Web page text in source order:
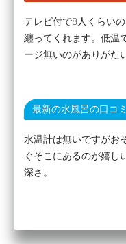
テレビ付で8人くらい
纏ってくれます。低温
ージ無いのがありがた
最新の水風呂の口コミ
水温計は無いですがお
ぐそこにあるのが嬉し
深さ。